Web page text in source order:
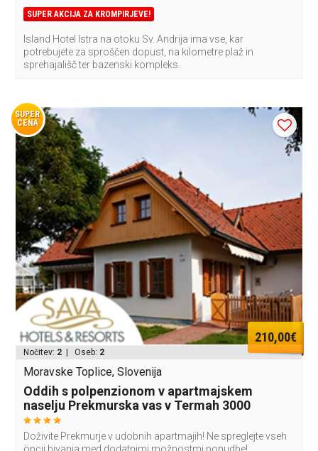
SUPER AKCIJA ZA KROMPIRJEVE!
Island Hotel Istra na otoku Sv. Andrija ima vse, kar
potrebujete za sproščen dopust, na kilometre plaž in
sprehajališč ter bazenski kompleks.
SUPER
CENA
210,00€
Nočitev: 2 | Oseb: 2
Moravske Toplice, Slovenija
Oddih s polpenzionom v apartmajskem
naselju Prekmurska vas v Termah 3000
Doživite Prekmurje v udobnih apartmajih! Ne spreglejte vseh